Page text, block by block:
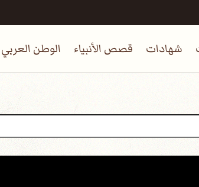
شهادات قصص الأنبياء الوطن العربي